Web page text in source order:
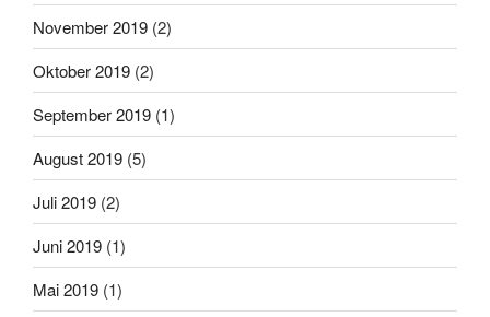
November 2019 (2)
Oktober 2019 (2)
September 2019 (1)
August 2019 (5)
Juli 2019 (2)
Juni 2019 (1)
Mai 2019 (1)